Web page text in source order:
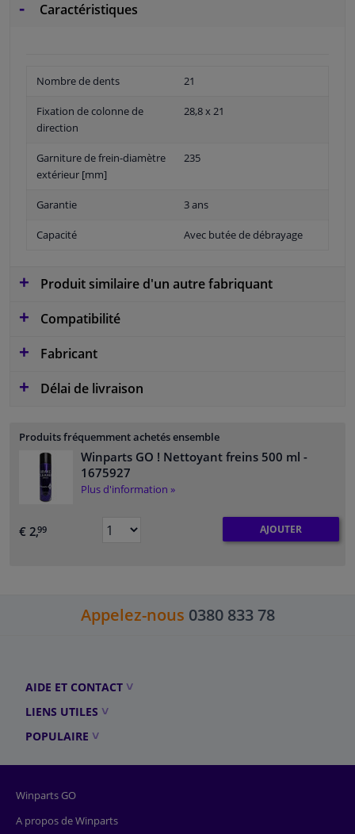
Caractéristiques
Nombre de dents 21
Fixation de colonne de
direction
28,8 x 21
Garniture de frein-diamètre
extérieur [mm]
235
Garantie 3 ans
Capacité Avec butée de débrayage
Produit similaire d'un autre fabriquant
Compatibilité
Fabricant
Délai de livraison
Produits fréquemment achetés ensemble
Winparts GO ! Nettoyant freins 500 ml -
1675927
Plus d'information »
€ 2,99 AJOUTER
Appelez-nous 0380 833 78
AIDE ET CONTACT
LIENS UTILES
POPULAIRE
Winparts GO
A propos de Winparts